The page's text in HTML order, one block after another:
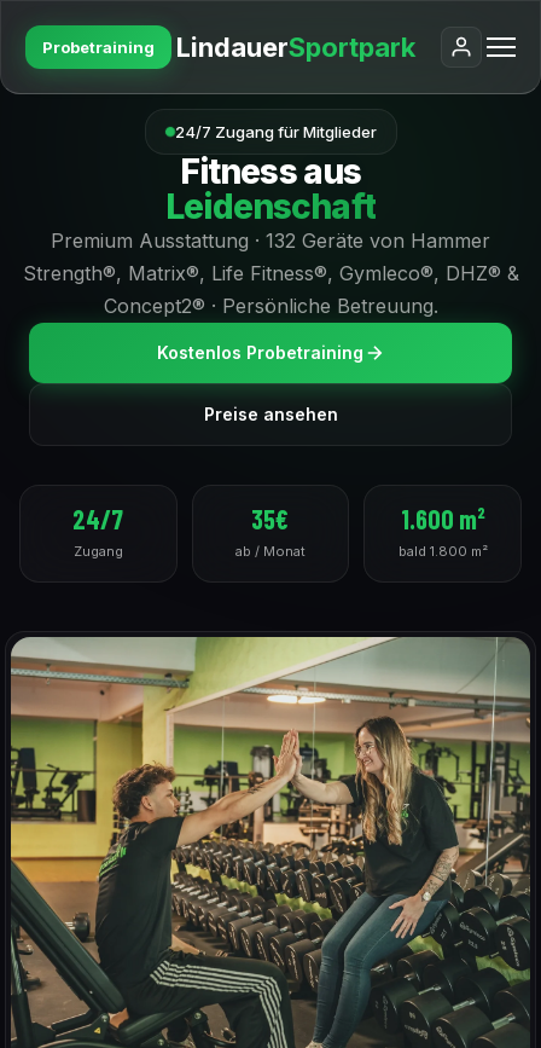
LindauerSportpark
Probetraining
24/7 Zugang für Mitglieder
Fitness aus
Leidenschaft
Premium Ausstattung · 132 Geräte von Hammer
Strength®, Matrix®, Life Fitness®, Gymleco®, DHZ® &
Concept2® · Persönliche Betreuung.
Kostenlos Probetraining
Preise ansehen
24/7
Zugang
35€
ab / Monat
1.600 m²
bald 1.800 m²